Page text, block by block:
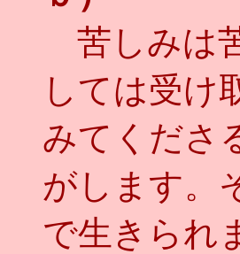
苦しみは
しては受け
みてくださ
がします。
で生きられ